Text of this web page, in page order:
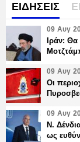
ΕΙΔΗΣΕΙΣ
09 Αυγ
Ιράν: Θα
09 Αυγ
Οι
09 Αυγ
Ν.
ως